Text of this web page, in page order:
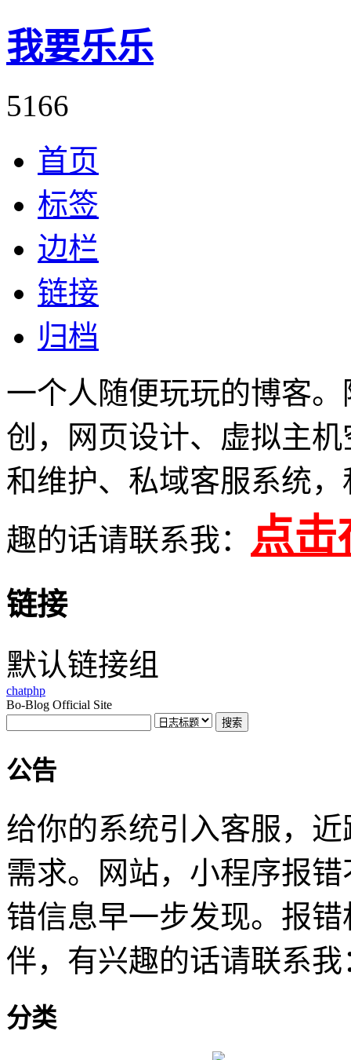
我要乐乐
5166
首页
标签
边栏
链接
归档
一个人随便玩玩的博客
创，网页设计、虚拟主
和维护、私域客服系统
趣的话请联系我：
点击
链接
默认链接组
chatphp
Bo-Blog Official Site
公告
给你的系统引入客服，
需求。网站，小程序报
错信息早一步发现。报
伴，有兴趣的话请联系我
分类